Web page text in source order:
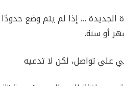
الجديدة … إذا لم يتم وضع
أو سنة.
على تواصل، لكن لا تدعيه